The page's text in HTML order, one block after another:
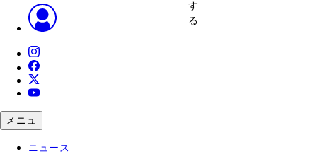
す
る
メニュ
ニュース